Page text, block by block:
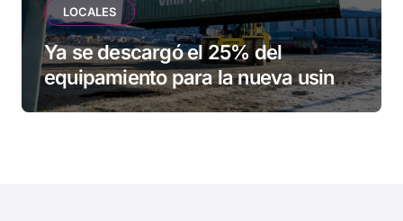
LOCALES
Ya se descargó el 25% del
equipamiento para la nueva usina
de Ushuaia